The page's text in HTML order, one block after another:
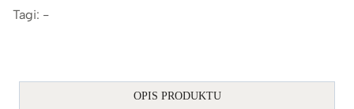
Tagi: -
OPIS PRODUKTU